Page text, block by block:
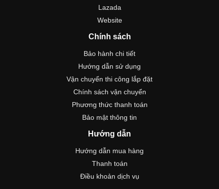
Lazada
Website
Chính sách
Bảo hành chi tiết
Hướng dẫn sử dụng
Vận chuyển thi công lắp đặt
Chính sách vận chuyển
Phương thức thanh toán
Bảo mật thông tin
Hướng dẫn
Hướng dẫn mua hàng
Thanh toán
Điều khoản dịch vụ